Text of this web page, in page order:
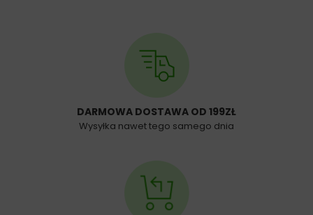
DARMOWA DOSTAWA OD 199ZŁ
Wysyłka nawet tego samego dnia